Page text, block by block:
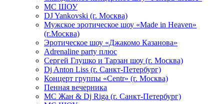
МС ШОУ
DJ Yankovski (г. Москва)
Мужское эротическое шоу «Made in Heaven»
(г.Москва)
Эротическое шоу «Джакомо Казанова»
Adrenaline party плюс
Сергей Глушко и Тарзан шоу (г. Москва)
Dj Anton Liss (г. Санкт-Петербург)
Концерт группы «Centr» (г. Москва)
Пенная вечерника
МС Жан & Dj Riga (г. Санкт-Петербург)